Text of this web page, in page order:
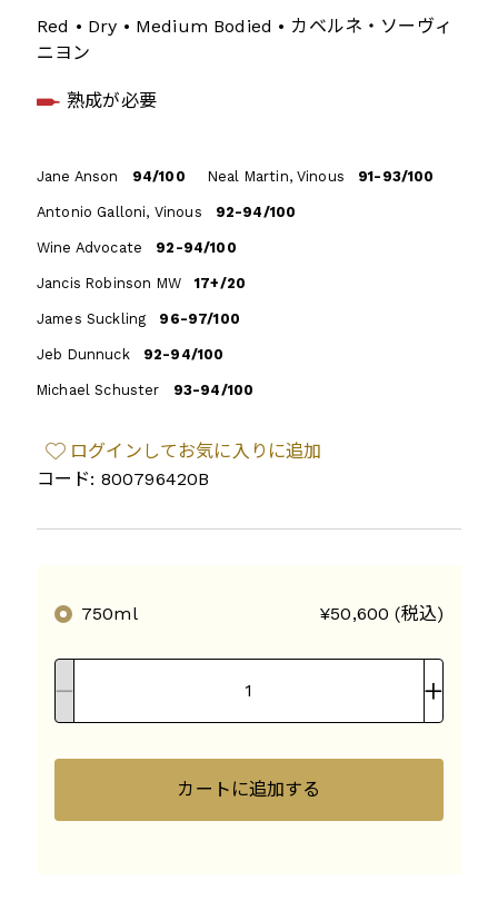
Red • Dry • Medium Bodied • カベルネ・ソーヴィ
ニヨン
熟成が必要
Jane Anson 94/100 Neal Martin, Vinous 91-93/100
Antonio Galloni, Vinous 92-94/100
Wine Advocate 92-94/100
Jancis Robinson MW 17+/20
James Suckling 96-97/100
Jeb Dunnuck 92-94/100
Michael Schuster 93-94/100
ログインしてお気に入りに追加
コード: 800796420B
750ml ¥50,600 (税込)
カートに追加する